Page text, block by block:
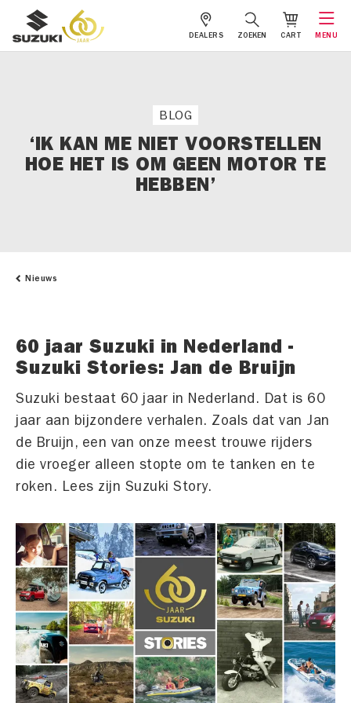
DEALERS ZOEKEN CART MENU
BLOG
‘IK KAN ME NIET VOORSTELLEN
HOE HET IS OM GEEN MOTOR TE
HEBBEN’
Nieuws
60 jaar Suzuki in Nederland -
Suzuki Stories: Jan de Bruijn
Suzuki bestaat 60 jaar in Nederland. Dat is 60
jaar aan bijzondere verhalen. Zoals dat van Jan
de Bruijn, een van onze meest trouwe rijders
die vroeger alleen stopte om te tanken en te
roken. Lees zijn Suzuki Story.